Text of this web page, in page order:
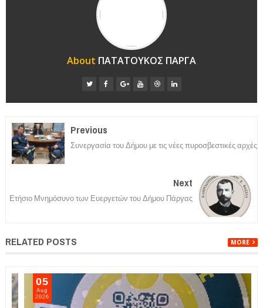
About ΠΑΤΑΤΟΥΚΟΣ ΠΑΡΓΑ
Previous
Συνεργασία του Δήμου με τις νέες πυροσβεστικές αρχές
Next
Ετήσιο Μνημόσυνο των Ευεργετών του Δήμου Πάργας
RELATED POSTS MORE
06
2026